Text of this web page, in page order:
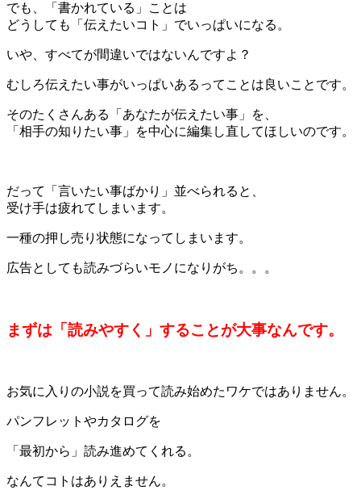
でも、「書かれている」ことは
どうしても「伝えたいコト」でいっぱいになる。
いや、すべてが間違いではないんですよ？
むしろ伝えたい事がいっぱいあるってことは良いことです。
そのたくさんある「あなたが伝えたい事」を、
「相手の知りたい事」を中心に編集し直してほしいのです。
だって「言いたい事ばかり」並べられると、
受け手は疲れてしまいます。
一種の押し売り状態になってしまいます。
広告としても読みづらいモノになりがち。。。
まずは「読みやすく」することが大事なんです。
お気に入りの小説を買って読み始めたワケではありません。
パンフレットやカタログを
「最初から」読み進めてくれる。
なんてコトはありえません。